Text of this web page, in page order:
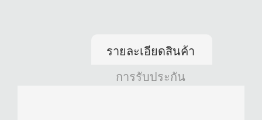
รายละเอียดสินค้า
การรับประกัน